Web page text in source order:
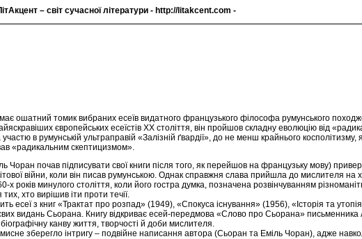
– світ сучасної літератури - http://litakcent.com -
має ошатний томик вибраних есеїв видатного французького філософа румунського
європейських есеїстів ХХ століття, він пройшов складну еволюцію від
в румунській ультраправій «Залізній ґвардії», до не менш крайнього косполітизму,
«радикальним скептицизмом».
Чоран почав підписувати свої книги після того, як перейшов на французьку мову)
війни, коли він писав румунською. Однак справжня слава прийшла до мислителя на
х років минулого століття, коли його гостра думка, позначена розвінчуванням
хто вирішив іти проти течії.
есеї з книг «Трактат про розпад» (1949), «Спокуса існування» (1956), «Історія та
видань Сьорана. Книгу відкриває есей-передмова «Слово про Сьорана» письменника
канву життя, творчості й доби мислителя.
зберегло інтригу – подвійне написання автора (Сьоран та Еміль Чоран), адже